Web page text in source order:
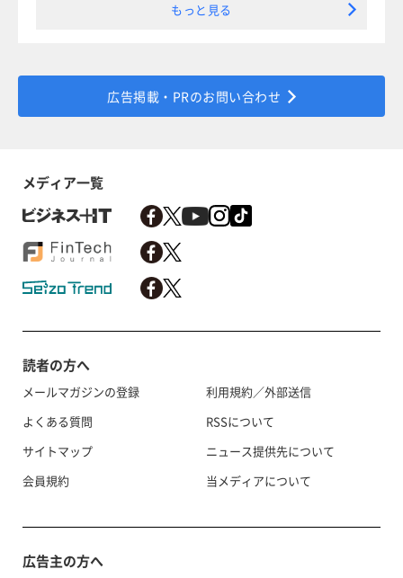
もっと見る
広告掲載・PRのお問い合わせ
メディア一覧
読者の方へ
メールマガジンの登録
よくある質問
サイトマップ
会員規約
利用規約／外部送信
RSSについて
ニュース提供先について
当メディアについて
広告主の方へ